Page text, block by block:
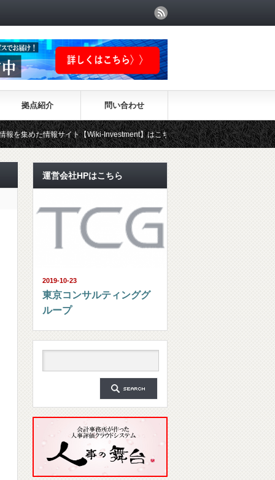
拠点紹介 問い合わせ
サイト【Wiki-Investment】はこちらから！！
運営会社HPはこちら
2019-10-23
東京コンサルティンググ
ループ